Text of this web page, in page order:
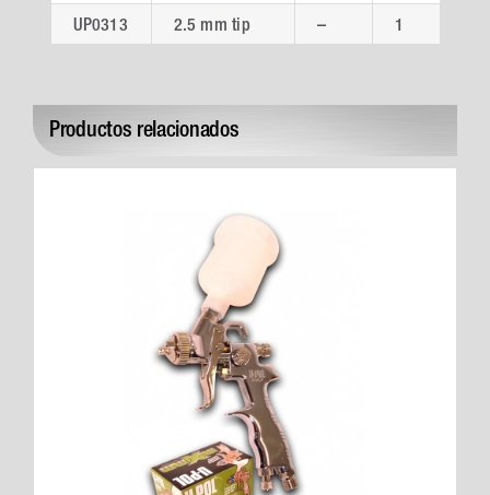
UP0313 2.5 mm tip – 1
Productos relacionados